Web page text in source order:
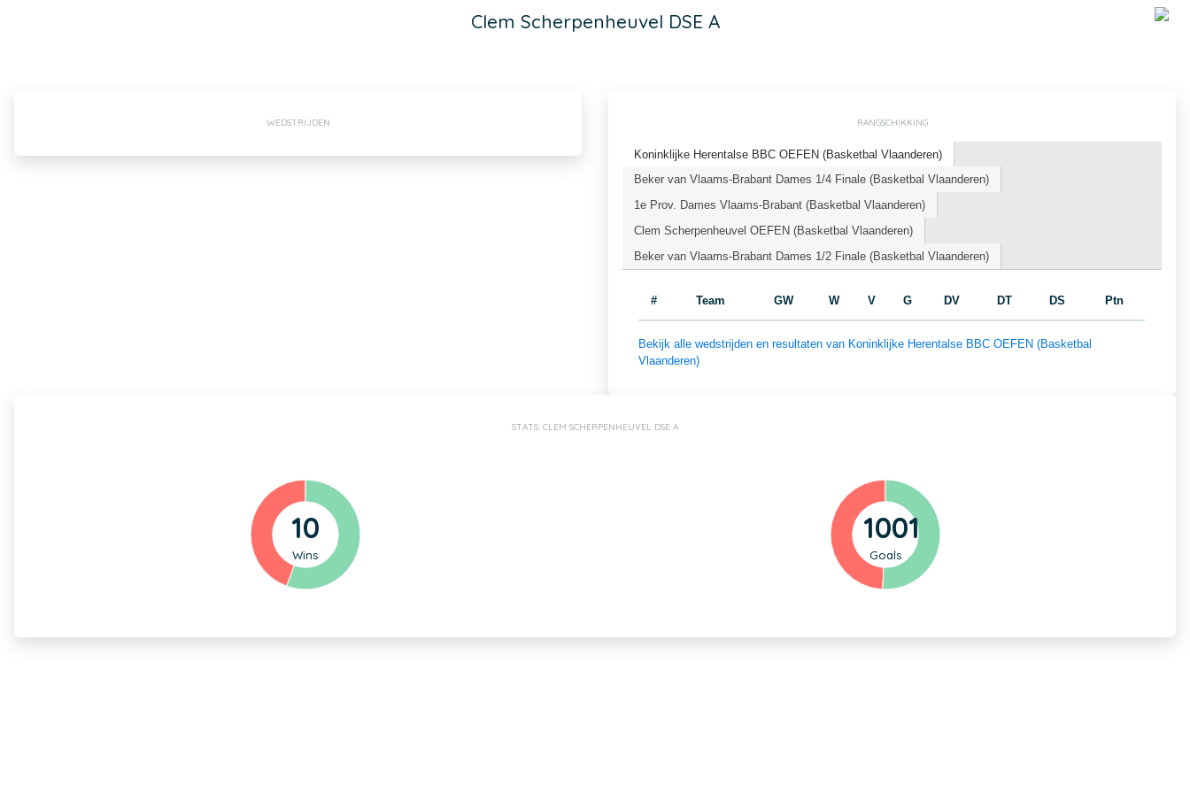
Clem Scherpenheuvel DSE A
WEDSTRIJDEN RANGSCHIKKING
Koninklijke Herentalse BBC OEFEN (Basketbal Vlaanderen)
Beker van Vlaams-Brabant Dames 1/4 Finale (Basketbal Vlaanderen)
1e Prov. Dames Vlaams-Brabant (Basketbal Vlaanderen)
Clem Scherpenheuvel OEFEN (Basketbal Vlaanderen)
Beker van Vlaams-Brabant Dames 1/2 Finale (Basketbal Vlaanderen)
# Team GW W V G DV DT DS Ptn
Bekijk alle wedstrijden en resultaten van Koninklijke Herentalse BBC OEFEN (Basketbal
Vlaanderen)
STATS: CLEM SCHERPENHEUVEL DSE A
10
Wins
1001
Goals